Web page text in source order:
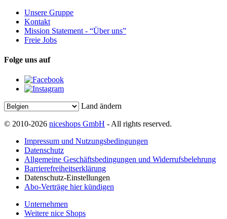
Unsere Gruppe
Kontakt
Mission Statement - “Über uns”
Freie Jobs
Folge uns auf
Land ändern
© 2010-2026 niceshops GmbH - All rights reserved.
Impressum und Nutzungsbedingungen
Datenschutz
Allgemeine Geschäftsbedingungen und Widerrufsbelehrung
Barrierefreiheitserklärung
Datenschutz-Einstellungen
Abo-Verträge hier kündigen
Unternehmen
Weitere nice Shops